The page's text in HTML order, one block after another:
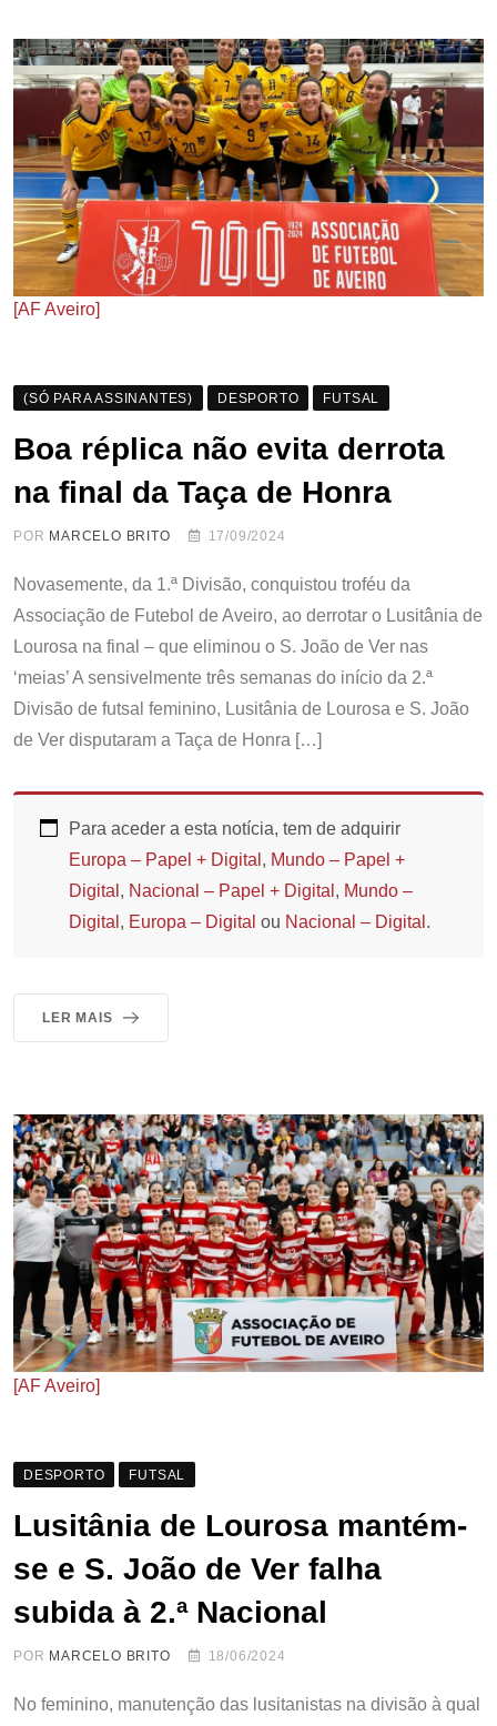
[AF Aveiro]
(SÓ PARA ASSINANTES) DESPORTO FUTSAL
Boa réplica não evita derrota
na final da Taça de Honra
POR MARCELO BRITO 17/09/2024
Novasemente, da 1.ª Divisão, conquistou troféu da
Associação de Futebol de Aveiro, ao derrotar o Lusitânia de
Lourosa na final – que eliminou o S. João de Ver nas
‘meias’ A sensivelmente três semanas do início da 2.ª
Divisão de futsal feminino, Lusitânia de Lourosa e S. João
de Ver disputaram a Taça de Honra […]
Para aceder a esta notícia, tem de adquirir
Europa – Papel + Digital , Mundo – Papel +
Digital , Nacional – Papel + Digital , Mundo –
Digital , Europa – Digital ou Nacional – Digital .
LER MAIS
[AF Aveiro]
DESPORTO FUTSAL
Lusitânia de Lourosa mantém-
se e S. João de Ver falha
subida à 2.ª Nacional
POR MARCELO BRITO 18/06/2024
No feminino, manutenção das lusitanistas na divisão à qual